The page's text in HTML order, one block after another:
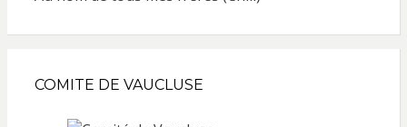
COMITE DE VAUCLUSE